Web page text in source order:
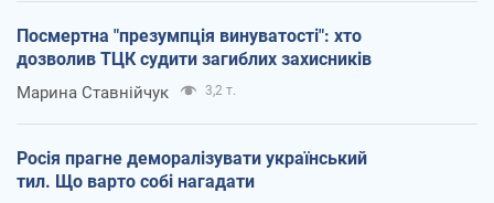
Посмертна "презумпція винуватості": хто
дозволив ТЦК судити загиблих захисників
Марина Ставнійчук 3,2 т.
Росія прагне деморалізувати український
тил. Що варто собі нагадати